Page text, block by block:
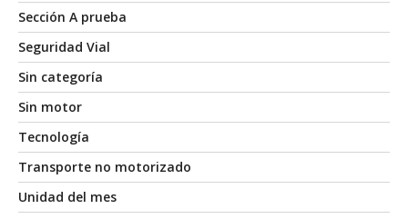
Sección A prueba
Seguridad Vial
Sin categoría
Sin motor
Tecnología
Transporte no motorizado
Unidad del mes